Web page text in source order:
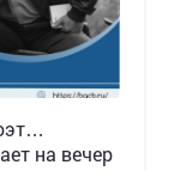
на вечер